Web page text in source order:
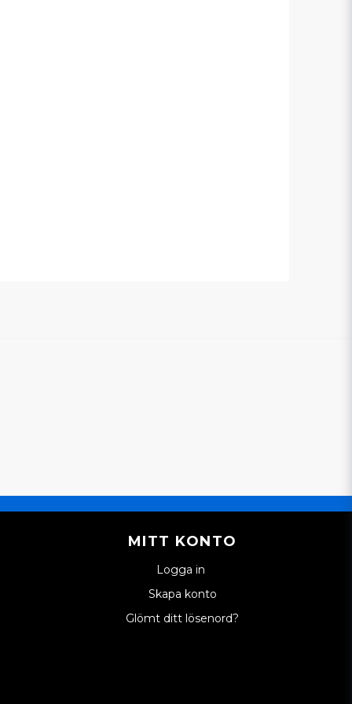
MITT KONTO
Logga in
Skapa konto
Glömt ditt lösenord?